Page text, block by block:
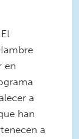
en
a
han
a